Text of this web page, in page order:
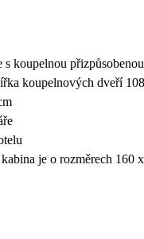
s koupelnou
koupelnových dveří
je o rozměrech 160